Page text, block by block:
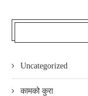
Uncategorized
कामको कुरा